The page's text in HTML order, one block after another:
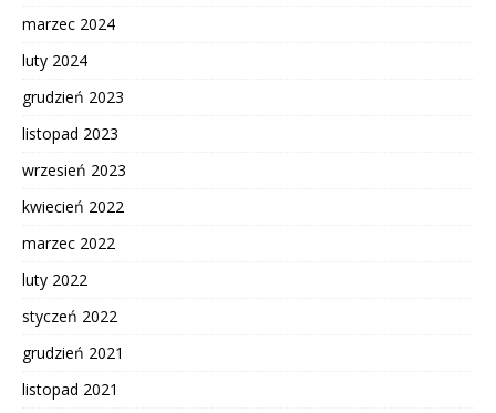
marzec 2024
luty 2024
grudzień 2023
listopad 2023
wrzesień 2023
kwiecień 2022
marzec 2022
luty 2022
styczeń 2022
grudzień 2021
listopad 2021